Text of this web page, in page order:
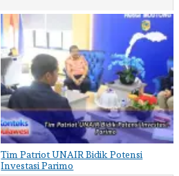
Tim Patriot UNAIR Bidik Potensi
Investasi Parimo